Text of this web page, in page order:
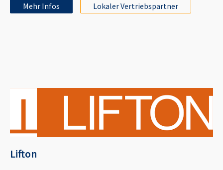
Mehr Infos Lokaler Vertriebspartner
Lifton